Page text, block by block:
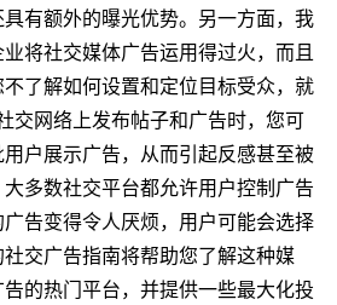
有额外的曝光优势。另一方面，我
将社交媒体广告运用得过火，而且
了解如何设置和定位目标受众，就
交网络上发布帖子和广告时，您可
户展示广告，从而引起反感甚至被
多数社交平台都允许用户控制广告
告变得令人厌烦，用户可能会选择
交广告指南将帮助您了解这种媒
的热门平台，并提供一些最大化投